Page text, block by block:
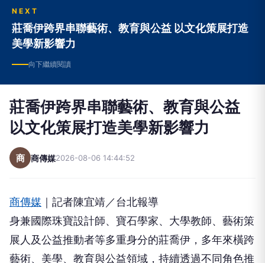
NEXT
莊喬伊跨界串聯藝術、教育與公益 以文化策展打造
美學新影響力
向下繼續閱讀
莊喬伊跨界串聯藝術、教育與公益
以文化策展打造美學新影響力
商 商傳媒2026-08-06 14:44:52
商傳媒 ｜記者陳宜靖／台北報導
身兼國際珠寶設計師、寶石學家、大學教師、藝術策
展人及公益推動者等多重身分的莊喬伊，多年來橫跨
藝術、美學、教育與公益領域，持續透過不同角色推